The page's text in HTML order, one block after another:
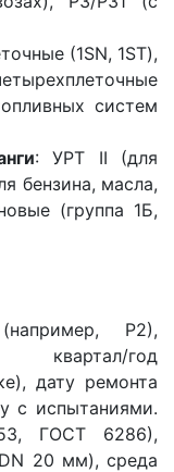
(1SN, 1ST),
систем
: УРТ II (для
бензина, масла,
(группа 1Б,
Р2),
квартал/год
дату ремонта
с испытаниями.
ГОСТ 6286),
20 мм), среда